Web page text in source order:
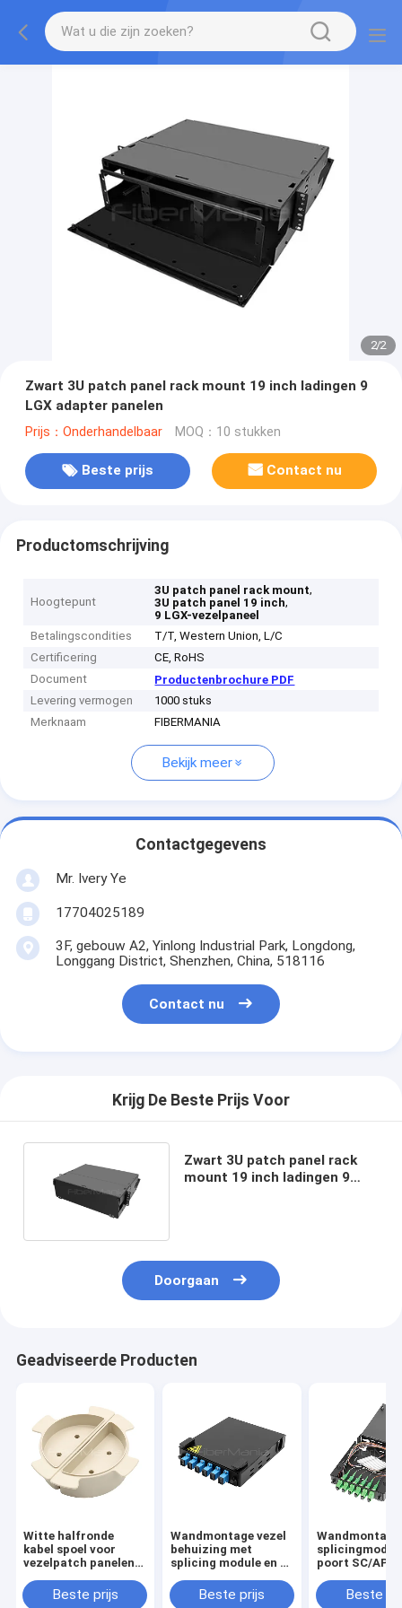
2/2
Zwart 3U patch panel rack mount 19 inch ladingen 9
LGX adapter panelen
Prijs：Onderhandelbaar MOQ：10 stukken
Beste prijs Contact nu
Productomschrijving
Hoogtepunt
3U patch panel rack mount,
3U patch panel 19 inch,
9 LGX-vezelpaneel
Betalingscondities
T/T, Western Union, L/C
Certificering
CE, RoHS
Document
Productenbrochure PDF
Levering vermogen
1000 stuks
Merknaam
FIBERMANIA
Bekijk meer
Contactgegevens
Mr. Ivery Ye
17704025189
3F, gebouw A2, Yinlong Industrial Park, Longdong,
Longgang District, Shenzhen, China, 518116
Contact nu
Krijg De Beste Prijs Voor
Zwart 3U patch panel rack
mount 19 inch ladingen 9
Doorgaan
Geadviseerde Producten
Witte halfronde
kabel spoel voor
vezelpatch panelen
Beste prijs
Wandmontage vezel
behuizing met
splicing module en 6-
adapter paneel
Beste prijs
poort SC/APC
Beste